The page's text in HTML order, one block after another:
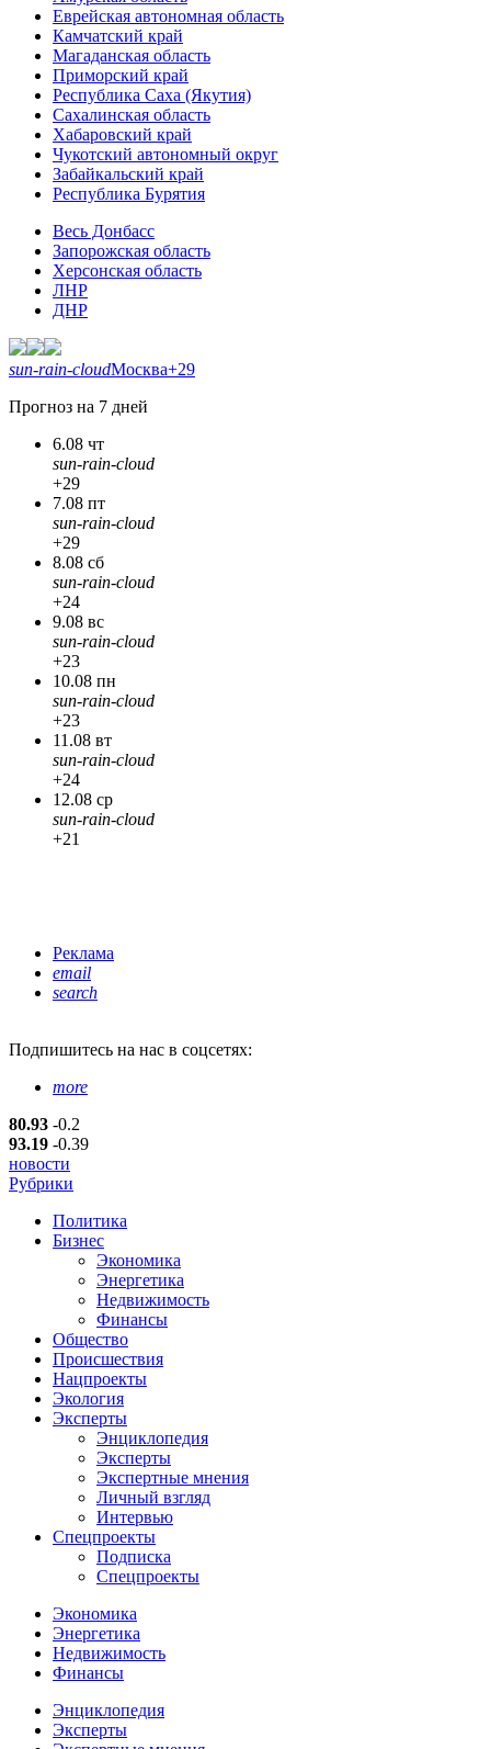
Еврейская автономная область
Камчатский край
Магаданская область
Приморский край
Республика Саха (Якутия)
Сахалинская область
Хабаровский край
Чукотский автономный округ
Забайкальский край
Республика Бурятия
Весь Донбасс
Запорожская область
Херсонская область
ЛНР
ДНР
sun-rain-cloudМосква+29
Прогноз на 7 дней
6.08 чт
sun-rain-cloud
+29
7.08 пт
sun-rain-cloud
+29
8.08 сб
sun-rain-cloud
+24
9.08 вс
sun-rain-cloud
+23
10.08 пн
sun-rain-cloud
+23
11.08 вт
sun-rain-cloud
+24
12.08 ср
sun-rain-cloud
+21
Реклама
email
search
Подпишитесь на нас в соцсетях:
more
80.93 -0.2
93.19 -0.39
новости
Рубрики
Политика
Бизнес
Экономика
Энергетика
Недвижимость
Финансы
Общество
Происшествия
Нацпроекты
Экология
Эксперты
Энциклопедия
Эксперты
Экспертные мнения
Личный взгляд
Интервью
Спецпроекты
Подписка
Спецпроекты
Экономика
Энергетика
Недвижимость
Финансы
Энциклопедия
Эксперты